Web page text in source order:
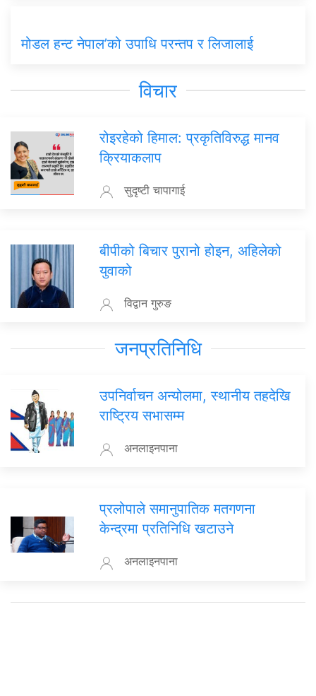
मोडल हन्ट नेपाल’को उपाधि परन्तप र लिजालाई
विचार
रोइरहेको हिमाल: प्रकृतिविरुद्ध मानव
क्रियाकलाप
सुदृष्टी चापागाई
बीपीको बिचार पुरानो होइन, अहिलेको
युवाको
विद्वान गुरुङ
जनप्रतिनिधि
उपनिर्वाचन अन्योलमा, स्थानीय तहदेखि
राष्ट्रिय सभासम्म
अनलाइनपाना
प्रलोपाले समानुपातिक मतगणना
केन्द्रमा प्रतिनिधि खटाउने
अनलाइनपाना